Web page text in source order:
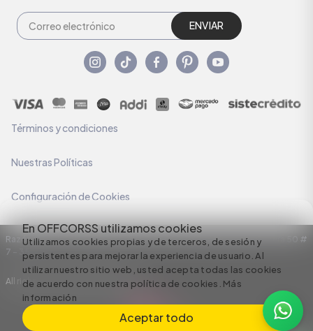
En OFFCORSS utilizamos cookies
Utilizamos cookies propias y de terceros, de sesión y
persistentes para mejorar la experiencia de usuario. Al
utilizar nuestro sitio web, usted acepta todas las cookies
de acuerdo con nuestra política de cookies. Más
información
Aceptar todo
ENVIAR
Términos y condiciones
Nuestras Políticas
Configuración de Cookies
Razón Social: C.I HERMECO S.A. NIT: 890924167-6 Dirección: Carrera 50 #
7 – 35
All rights reserved empowered by